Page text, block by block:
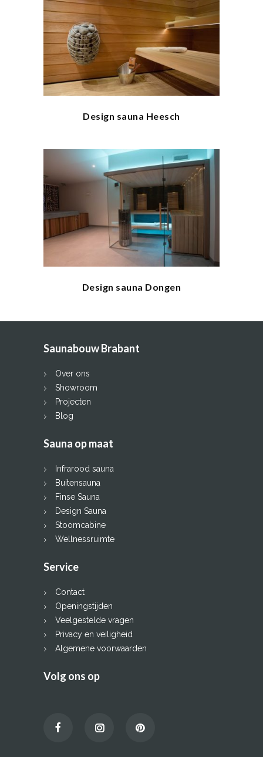
Design sauna Heesch
Design sauna Dongen
Saunabouw Brabant
Over ons
Showroom
Projecten
Blog
Sauna op maat
Infrarood sauna
Buitensauna
Finse Sauna
Design Sauna
Stoomcabine
Wellnessruimte
Service
Contact
Openingstijden
Veelgestelde vragen
Privacy en veiligheid
Algemene voorwaarden
Volg ons op